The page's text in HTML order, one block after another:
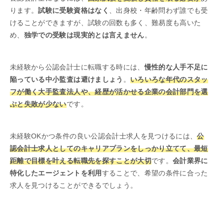
ります。試験に受験資格はなく 、出身校・年齢問わず誰でも受
けることができますが、試験の回数も多く、難易度も高いた
め、 独学での受験は現実的とは言えません。
未経験から公認会計士に転職する時には、慢性的な人手不足に
陥っている中小監査は避けましょう 。 いろいろな年代のスタッ
フが働く大手監査法人や、経歴が活かせる企業の会計部門を選
ぶと失敗が少ないです。
未経験OKかつ条件の良い公認会計士求人を見つけるには、公
認会計士求人としてのキャリアプランをしっかり立てて、最短
距離で目標を叶える転職先を探すことが大切です。会計業界に
特化したエージェントを利用することで、希望の条件に合った
求人を見つけることができるでしょう。